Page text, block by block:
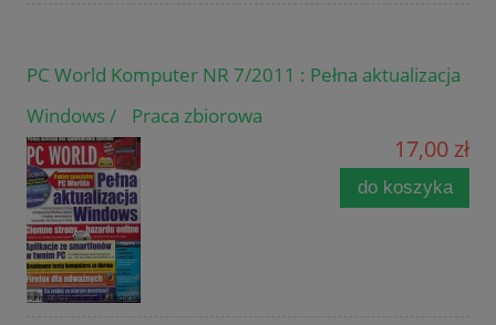
PC World Komputer NR 7/2011 : Pełna aktualizacja
Windows / Praca zbiorowa
17,00 zł
do koszyka